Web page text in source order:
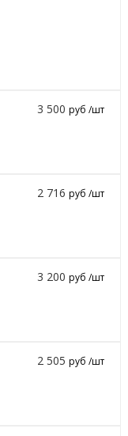
3 500руб /шт
2 716руб /шт
3 200руб /шт
2 505руб /шт